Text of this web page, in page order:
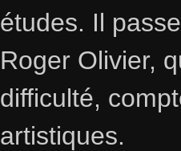
études. Il
Roger Olivier,
difficulté,
artistiques.